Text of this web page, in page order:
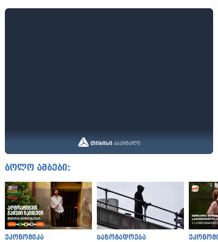
ბოლო ამბები:
ეკონომიკა საზოგადოება